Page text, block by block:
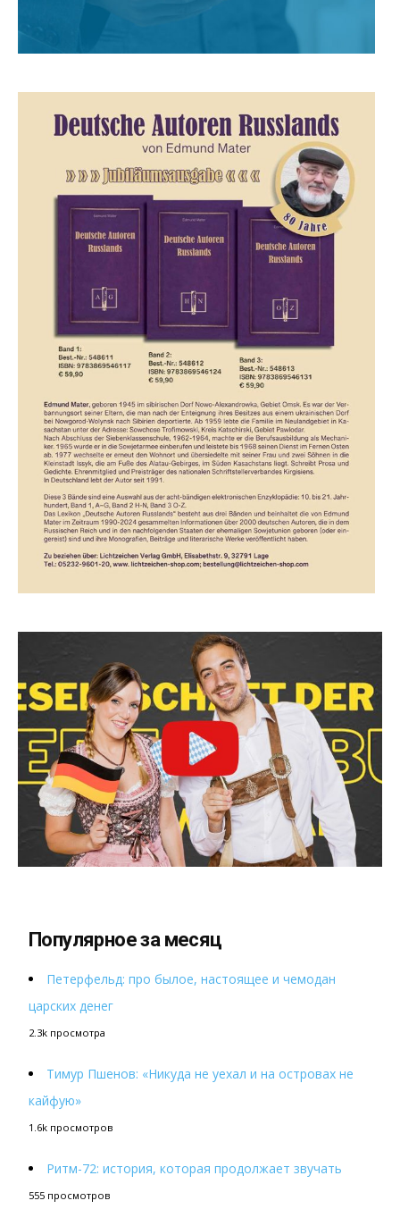
Популярное за месяц
Петерфельд: про былое, настоящее и чемодан
царских денег
2.3k просмотра
Тимур Пшенов: «Никуда не уехал и на островах не
кайфую»
1.6k просмотров
Ритм-72: история, которая продолжает звучать
555 просмотров